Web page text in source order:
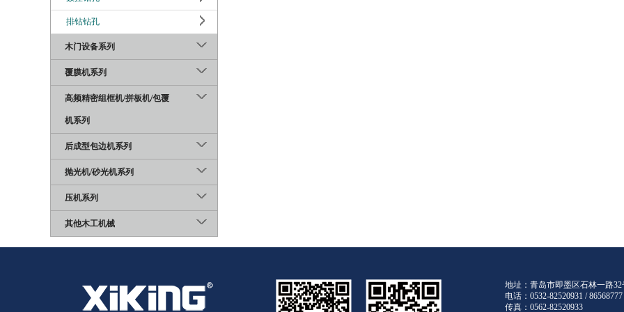
排钻钻孔
木门设备系列
覆膜机系列
高频精密组框机/拼板机/包覆
机系列
后成型包边机系列
抛光机/砂光机系列
压机系列
其他木工机械
地址：青岛市即墨区石林一路
电话：0532-82520931 / 86568777
传真：0562-82520933